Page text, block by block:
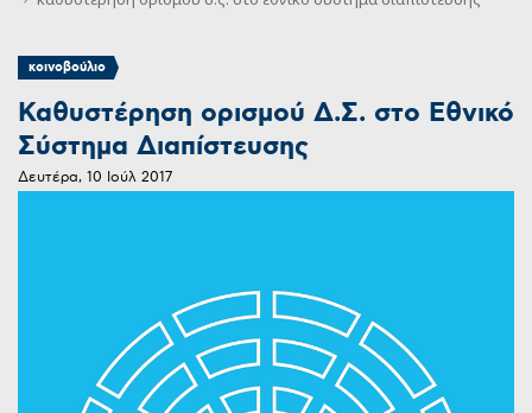
κοινοβούλιο
Καθυστέρηση ορισμού Δ.Σ. στο Εθνικό
Σύστημα Διαπίστευσης
Δευτέρα, 10 Ιούλ 2017